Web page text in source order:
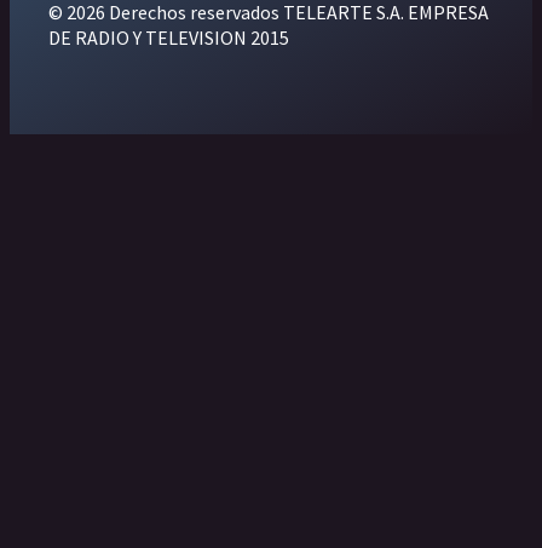
© 2026 Derechos reservados TELEARTE S.A. EMPRESA
DE RADIO Y TELEVISION 2015